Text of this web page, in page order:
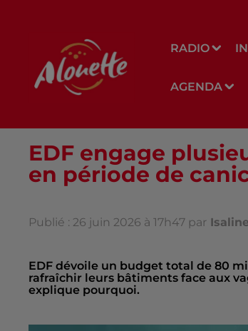
RADIO
AGENDA
EDF engage
en période de
Publié : 26 juin 2026 à 17h47 par
EDF dévoile un budget total de 80
rafraîchir leurs bâtiments face aux
explique pourquoi.